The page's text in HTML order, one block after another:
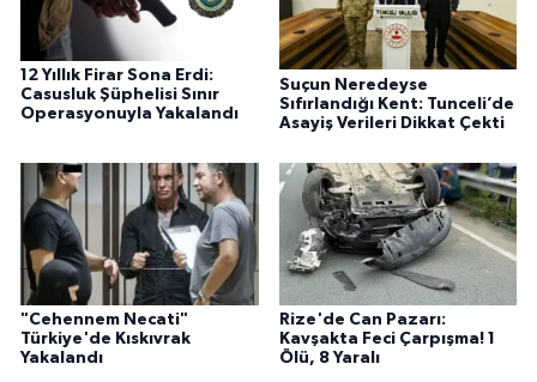
12 Yıllık Firar Sona Erdi:
Casusluk Şüphelisi Sınır
Operasyonuyla Yakalandı
Suçun Neredeyse
Sıfırlandığı Kent: Tunceli’de
Asayiş Verileri Dikkat Çekti
"Cehennem Necati"
Türkiye'de Kıskıvrak
Yakalandı
Rize'de Can Pazarı:
Kavşakta Feci Çarpışma! 1
Ölü, 8 Yaralı